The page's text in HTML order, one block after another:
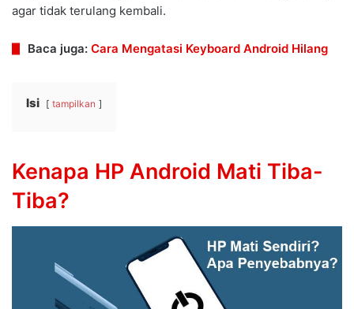
agar tidak terulang kembali.
Baca juga: Cara Mengatasi Keyboard Android Hilang
Isi tampilkan
Kenapa HP Android Mati Tiba-
Tiba?